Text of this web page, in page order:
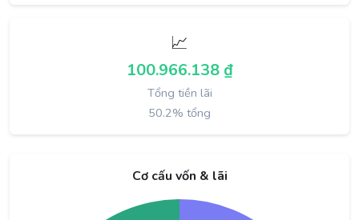
📈
100.966.138 ₫
Tổng tiền lãi
50.2% tổng
Cơ cấu vốn & lãi